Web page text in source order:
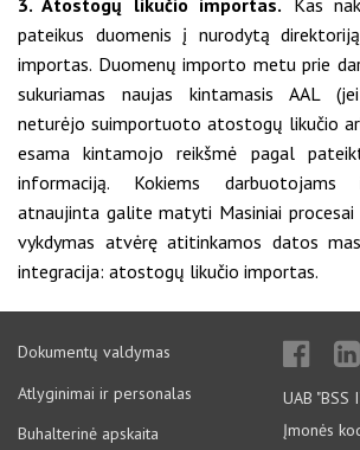
3. Atostogų likučio importas. Kas
pateikus duomenis į nurodytą
importas. Duomenų importo metu prie
sukuriamas naujas kintamasis AAL
neturėjo suimportuoto atostogų likučio
esama kintamojo reikšmė pagal
informaciją. Kokiems darbuotojams
atnaujinta galite matyti Masiniai procesai
vykdymas atvėrę atitinkamos datos
integracija: atostogų likučio importas.
Dokumentų valdymas
Atlyginimai ir personalas
Buhalterinė apskaita
UAB "BSS
Įmonės